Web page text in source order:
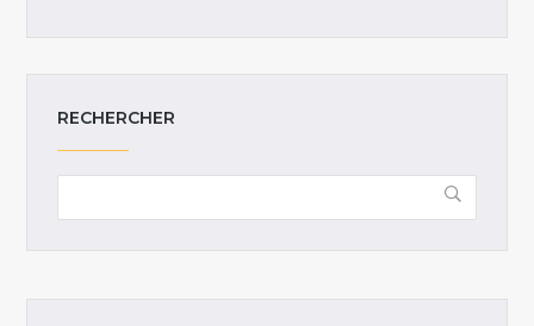
RECHERCHER